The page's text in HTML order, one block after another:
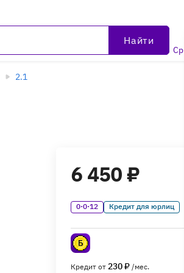
Найти
2.1
6 450 ₽
0·0·12 Кредит для юрлиц
Кредит от 230 ₽ /мес.